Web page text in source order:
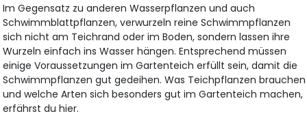
Im Gegensatz zu anderen Wasserpflanzen und auch
Schwimmblattpflanzen, verwurzeln reine Schwimmpflanzen
sich nicht am Teichrand oder im Boden, sondern lassen ihre
Wurzeln einfach ins Wasser hängen. Entsprechend müssen
einige Voraussetzungen im Gartenteich erfüllt sein, damit die
Schwimmpflanzen gut gedeihen. Was Teichpflanzen brauchen
und welche Arten sich besonders gut im Gartenteich machen,
erfährst du hier.